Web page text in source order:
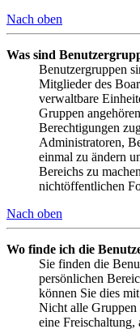
Nach oben
Was sind
Benutzergruppen
Mitglieder des
verwaltbare
Gruppen
Berechtigungen
Administratoren,
einmal zu ändern
Bereichs zu
nichtöffentlichen
Nach oben
Wo finde ich die
Sie finden die
persönlichen
können Sie dies
Nicht alle Gruppen
eine Freischaltung,